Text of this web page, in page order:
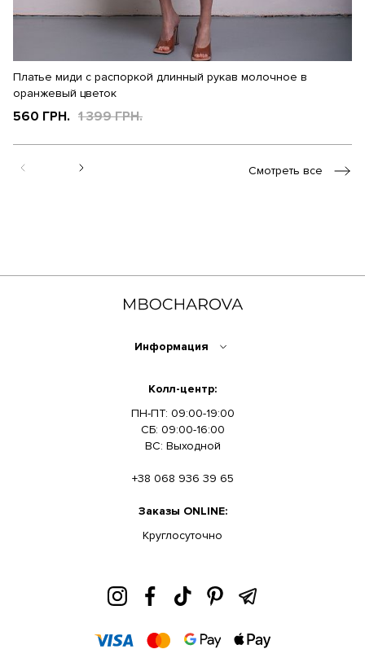
Платье миди с распоркой длинный рукав молочное в
оранжевый цветок
560 ГРН. 1 399 ГРН.
Смотреть все
Информация
Колл-центр:
ПН-ПТ: 09:00-19:00
СБ: 09:00-16:00
ВС: Выходной
+38 068 936 39 65
Заказы ONLINE:
Круглосуточно